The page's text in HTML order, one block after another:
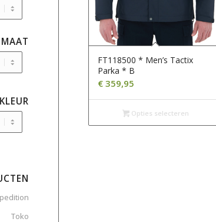
FT118500 * Men’s Tactix
Parka * B
€ 359,95
Opties selecteren
Toko